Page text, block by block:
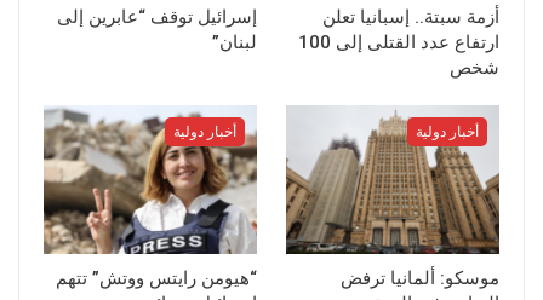
أزمة سبتة.. إسبانيا تعلن
ارتفاع عدد القتلى إلى 100
شخص
إسرائيل توقف “عابرين إلى
لبنان”
أخبار دولية
موسكو: ألمانيا ترفض
أخبار دولية
“هيومن رايتس ووتش” تتهم